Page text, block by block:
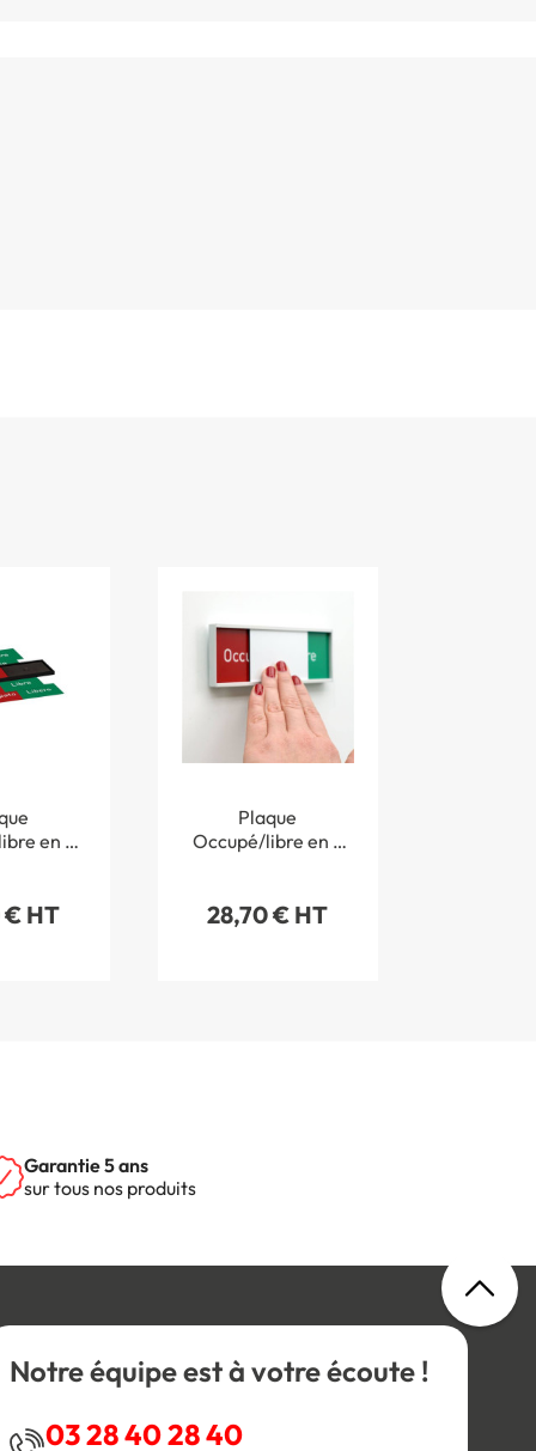
en 5
€ HT
Plaque
Occupé/libre en 5
Slide
28,70 € HT
Garantie 5 ans
sur tous nos produits
Notre équipe est à votre écoute !
03 28 40 28 40